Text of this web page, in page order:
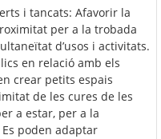
i tancats: Afavorir la
per a la trobada
d’usos i activitats.
en relació amb els
crear petits espais
de les cures de les
a estar, per a la
poden adaptar